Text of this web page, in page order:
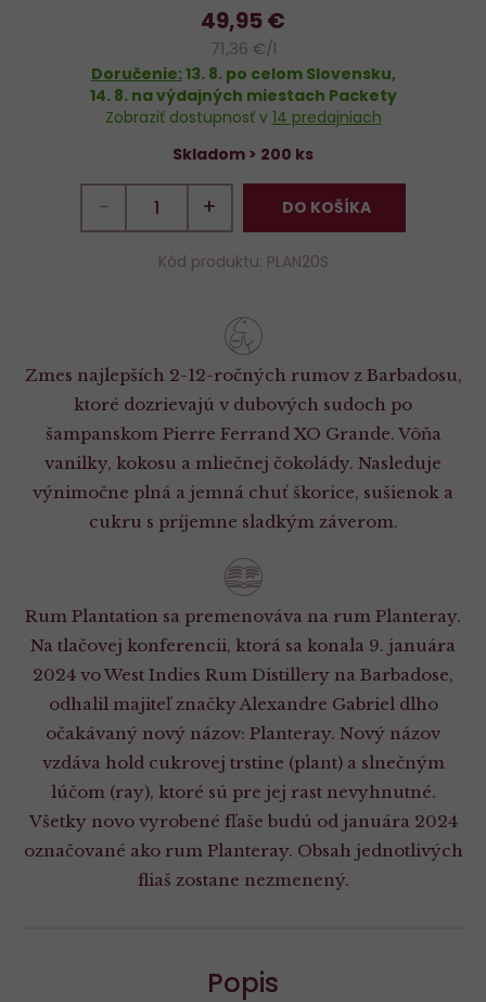
obľúbených
Zmes najlepších 2-12-ročných rumov z Barbadosu,
ktoré dozrievajú v dubových sudoch po
šampanskom Pierre Ferrand XO Grande. Vôňa
vanilky, kokosu a mliečnej čokolády. Nasleduje
výnimočne plná a jemná chuť škorice, sušienok a
cukru s príjemne sladkým záverom.
Rum Plantation sa premenováva na rum Planteray.
Na tlačovej konferencii, ktorá sa konala 9. januára
2024 vo West Indies Rum Distillery na Barbadose,
odhalil majiteľ značky Alexandre Gabriel dlho
očakávaný nový názov: Planteray. Nový názov
vzdáva hold cukrovej trstine (plant) a slnečným
lúčom (ray), ktoré sú pre jej rast nevyhnutné.
Všetky novo vyrobené fľaše budú od januára 2024
označované ako rum Planteray. Obsah jednotlivých
fliaš zostane nezmenený.
49,95 €
71,36 €/l
Doručenie: 13. 8. po celom Slovensku,
14. 8. na výdajných miestach Packety
Zobraziť dostupnosť v 14 predajniach
Skladom > 200 ks
− + DO KOŠÍKA
Kód produktu: PLAN20S
Popis